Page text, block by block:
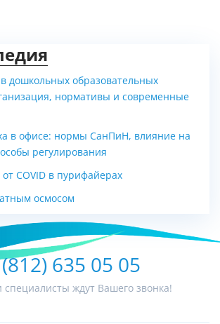
Дождик-4
Цена 12 000 руб.
дошкольных образовательных
нормативы и современные
в офисе: нормы СанПиН, влияние на
регулирования
COVID в пурифайерах
осмосом
635 05 05
ждут Вашего звонка!